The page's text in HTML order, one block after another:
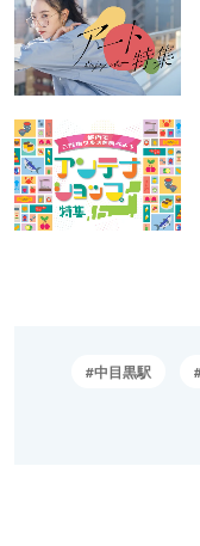
中目黒駅